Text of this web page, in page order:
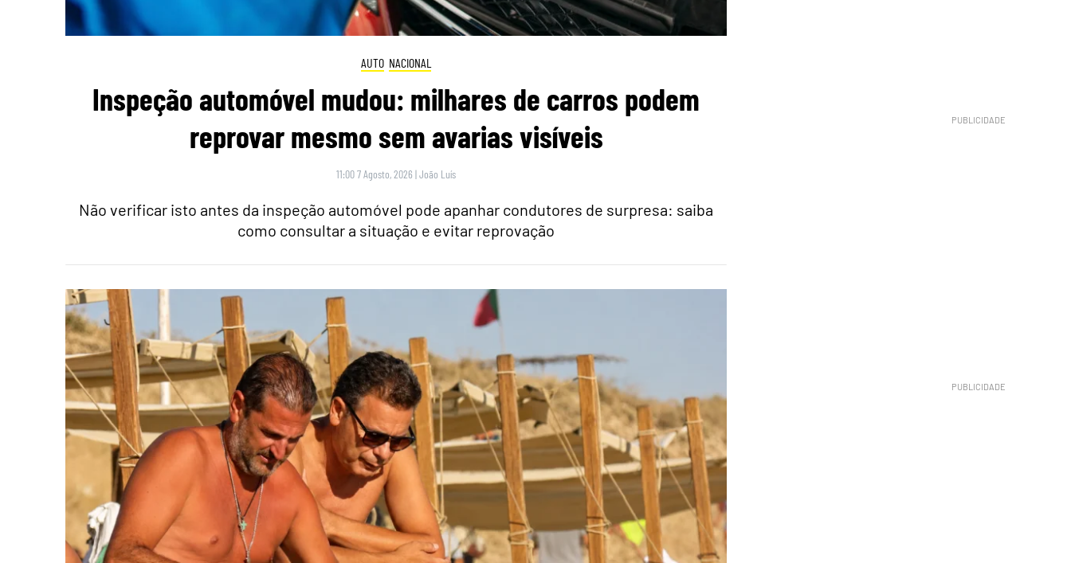
AUTO NACIONAL
Inspeção automóvel mudou: milhares de carros podem
reprovar mesmo sem avarias visíveis
11:00 7 Agosto, 2026 |João Luís
Não verificar isto antes da inspeção automóvel pode apanhar condutores de surpresa: saiba
como consultar a situação e evitar reprovação